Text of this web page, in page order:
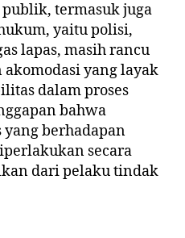
termasuk juga
yaitu polisi,
lapas, masih rancu
yang layak
dalam proses
bahwa
berhadapan
secara
dari pelaku tindak